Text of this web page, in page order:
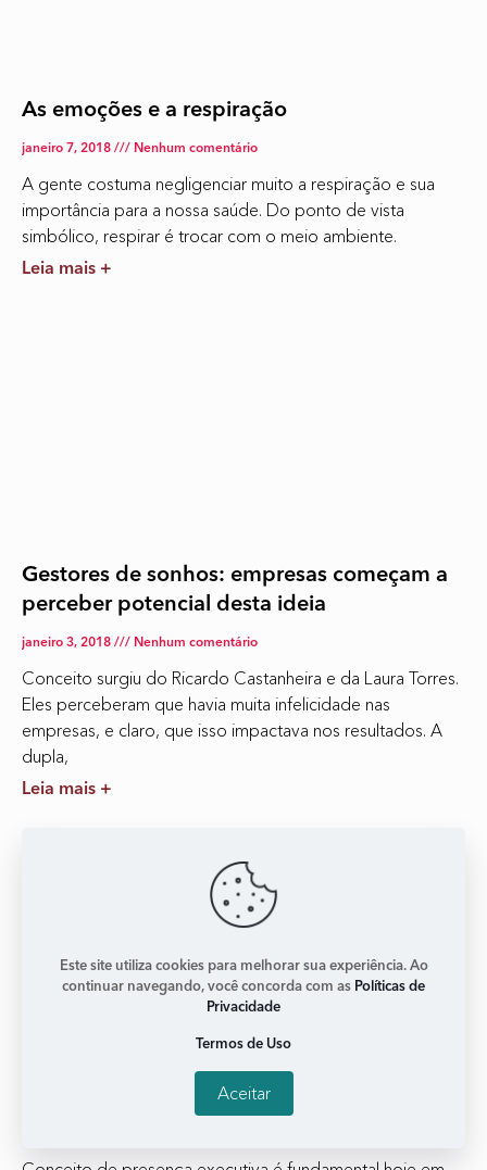
As emoções e a respiração
janeiro 7, 2018 Nenhum comentário
A gente costuma negligenciar muito a respiração e sua
importância para a nossa saúde. Do ponto de vista
simbólico, respirar é trocar com o meio ambiente.
Leia mais +
Gestores de sonhos: empresas começam a
perceber potencial desta ideia
janeiro 3, 2018 Nenhum comentário
Conceito surgiu do Ricardo Castanheira e da Laura Torres.
Eles perceberam que havia muita infelicidade nas
empresas, e claro, que isso impactava nos resultados. A
dupla,
Leia mais +
‘Além de ser boas, temos que parecer boas’
Este site utiliza cookies para melhorar sua experiência. Ao
continuar navegando, você concorda com as Políticas de
Privacidade
Termos de Uso
Aceitar